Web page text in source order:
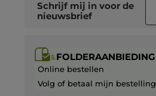
Schrijf mij in voor de
nieuwsbrief
FOLDERAANBIEDING
Online bestellen
Volg of betaal mijn bestelling